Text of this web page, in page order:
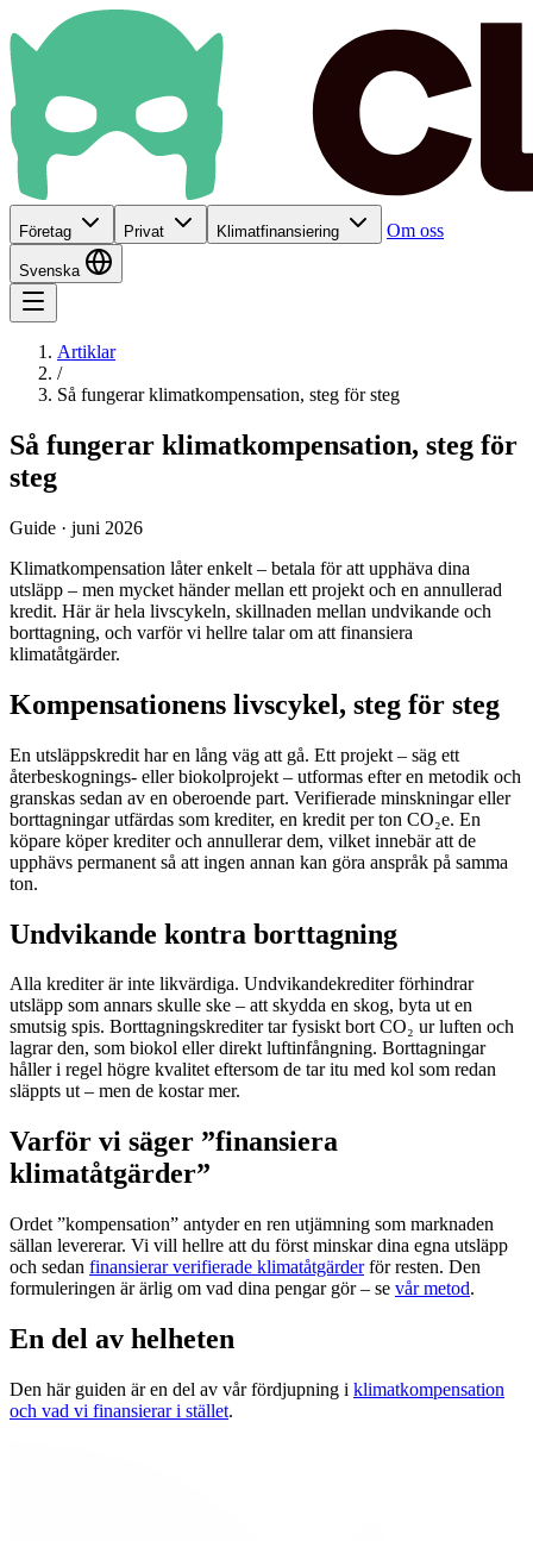
Företag Privat Klimatfinansiering Om oss
Svenska
Artiklar
/
Så fungerar klimatkompensation, steg för steg
Så fungerar klimatkompensation, steg för
steg
Guide · juni 2026
Klimatkompensation låter enkelt – betala för att upphäva dina
utsläpp – men mycket händer mellan ett projekt och en annullerad
kredit. Här är hela livscykeln, skillnaden mellan undvikande och
borttagning, och varför vi hellre talar om att finansiera
klimatåtgärder.
Kompensationens livscykel, steg för steg
En utsläppskredit har en lång väg att gå. Ett projekt – säg ett
återbeskognings- eller biokolprojekt – utformas efter en metodik och
granskas sedan av en oberoende part. Verifierade minskningar eller
borttagningar utfärdas som krediter, en kredit per ton CO₂e. En
köpare köper krediter och annullerar dem, vilket innebär att de
upphävs permanent så att ingen annan kan göra anspråk på samma
ton.
Undvikande kontra borttagning
Alla krediter är inte likvärdiga. Undvikandekrediter förhindrar
utsläpp som annars skulle ske – att skydda en skog, byta ut en
smutsig spis. Borttagningskrediter tar fysiskt bort CO₂ ur luften och
lagrar den, som biokol eller direkt luftinfångning. Borttagningar
håller i regel högre kvalitet eftersom de tar itu med kol som redan
släppts ut – men de kostar mer.
Varför vi säger ”finansiera
klimatåtgärder”
Ordet ”kompensation” antyder en ren utjämning som marknaden
sällan levererar. Vi vill hellre att du först minskar dina egna utsläpp
och sedan finansierar verifierade klimatåtgärderför resten. Den
formuleringen är ärlig om vad dina pengar gör – se vår metod.
En del av helheten
Den här guiden är en del av vår fördjupning i klimatkompensation
och vad vi finansierar i stället.